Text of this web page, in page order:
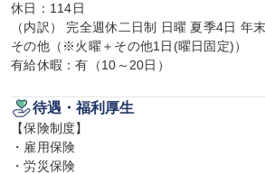
休日：114日
（内訳） 完全週休二日制 日曜 夏季4日 年
その他（※火曜＋その他1日(曜日固定)）
有給休暇：有（10～20日）
待遇・福利厚生
【保険制度】
・雇用保険
・労災保険